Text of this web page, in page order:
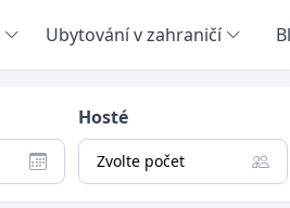
Ubytování v zahraničí
Hosté
Zvolte počet